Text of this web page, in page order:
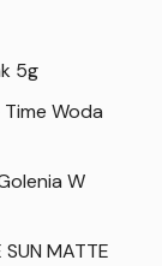
5g
Woda
W
SUN MATTE